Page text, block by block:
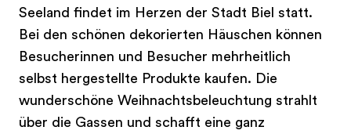
Seeland findet im Herzen der Stadt Biel statt.
Bei den schönen dekorierten Häuschen können
Besucherinnen und Besucher mehrheitlich
selbst hergestellte Produkte kaufen. Die
wunderschöne Weihnachtsbeleuchtung strahlt
über die Gassen und schafft eine ganz